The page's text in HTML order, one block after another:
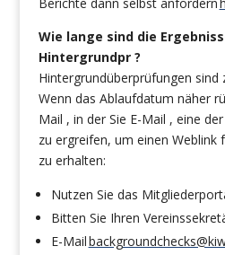
Wie lange sind die
Hintergrundpr ?
Hintergrundüberprüfungen sind
Wenn das Ablaufdatum näher
Mail , in der Sie E-Mail , eine
zu ergreifen, um einen Weblink
zu erhalten:
Nutzen Sie das
Bitten Sie Ihren
E-Mail